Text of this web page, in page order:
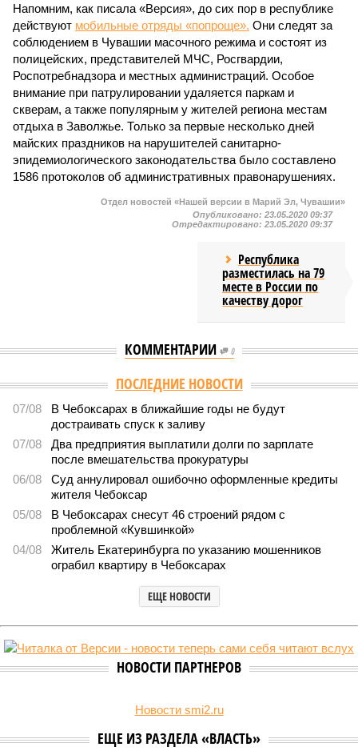
Напомним, как писала «Версия», до сих пор в республике
действуют мобильные отряды «попроще». Они следят за
соблюдением в Чувашии масочного режима и состоят из
полицейских, представителей МЧС, Росгвардии,
Роспотребнадзора и местных администраций. Особое
внимание при патрулировании удаляется паркам и
скверам, а также популярным у жителей региона местам
отдыха в Заволжье. Только за первые несколько дней
майских праздников на нарушителей санитарно-
эпидемиологического законодательства было составлено
1586 протоколов об административных правонарушениях.
Отдел новостей «Нашей версии в Марий Эл, Чувашии»
Опубликовано: 23.05.2020 09:37
Отредактировано: 23.05.2020 09:37
Республика
разместилась на 79
месте в России по
качеству дорог
КОММЕНТАРИИ 0
Версия //Власть //Роспотребнадзор после проверки отстранил от
работы 20 сотрудников детских лагерей
Роспотребнадзор после проверки отстранил от работы 20
сотрудников детских лагерей
Здоровый отдых
детских лагерей (фото: pixnio.com)
Руководитель Управления Роспотребнадзора по Чувашской
Республике Татьяна Гермонова принимала участие в заседании
Межведомственной комиссии, занимающейся вопросами
организации детского отдыха и оздоровления в регионе. В
летней оздоровительной кампании 2026 года и промежуточные